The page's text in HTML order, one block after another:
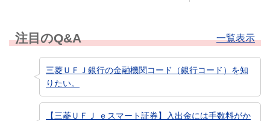
注目のQ&A 一覧表示
三菱ＵＦＪ銀行の金融機関コード（銀行コード）を知
りたい。
【三菱ＵＦＪ ｅスマート証券】入出金には手数料がか